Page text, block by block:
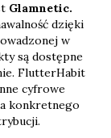
Glamnetic.
dzięki
w
są dostępne
FlutterHabit
cyfrowe
konkretnego